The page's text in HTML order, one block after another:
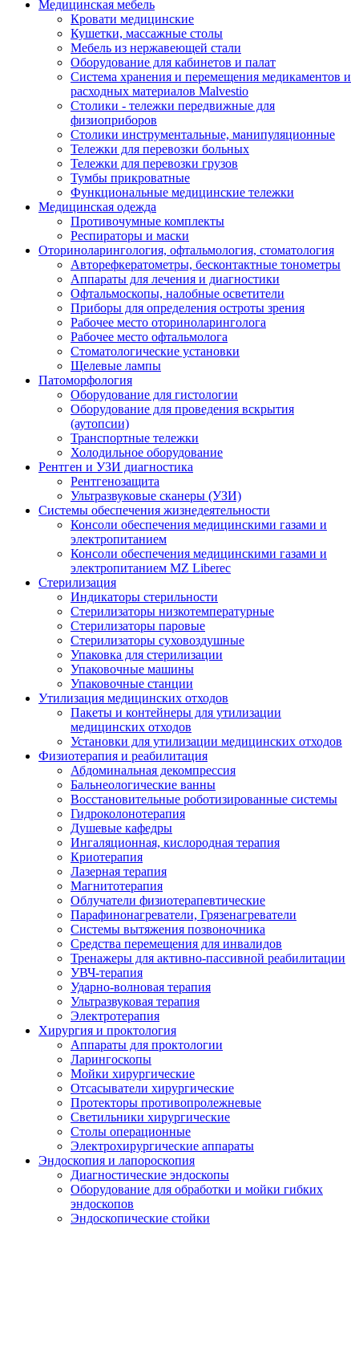
Медицинская мебель
Кровати медицинские
Кушетки, массажные столы
Мебель из нержавеющей стали
Оборудование для кабинетов и палат
Система хранения и перемещения медикаментов и
расходных материалов Malvestio
Столики - тележки передвижные для
физиоприборов
Столики инструментальные, манипуляционные
Тележки для перевозки больных
Тележки для перевозки грузов
Тумбы прикроватные
Функциональные медицинские тележки
Медицинская одежда
Противочумные комплекты
Респираторы и маски
Оториноларингология, офтальмология, стоматология
Авторефкератометры, бесконтактные тонометры
Аппараты для лечения и диагностики
Офтальмоскопы, налобные осветители
Приборы для определения остроты зрения
Рабочее место оториноларинголога
Рабочее место офтальмолога
Стоматологические установки
Щелевые лампы
Патоморфология
Оборудование для гистологии
Оборудование для проведения вскрытия
(аутопсии)
Транспортные тележки
Холодильное оборудование
Рентген и УЗИ диагностика
Рентгенозащита
Ультразвуковые сканеры (УЗИ)
Системы обеспечения жизнедеятельности
Консоли обеспечения медицинскими газами и
электропитанием
Консоли обеспечения медицинскими газами и
электропитанием MZ Liberec
Стерилизация
Индикаторы стерильности
Стерилизаторы низкотемпературные
Стерилизаторы паровые
Стерилизаторы суховоздушные
Упаковка для стерилизации
Упаковочные машины
Упаковочные станции
Утилизация медицинских отходов
Пакеты и контейнеры для утилизации
медицинских отходов
Установки для утилизации медицинских отходов
Физиотерапия и реабилитация
Абдоминальная декомпрессия
Бальнеологические ванны
Восстановительные роботизированные системы
Гидроколонотерапия
Душевые кафедры
Ингаляционная, кислородная терапия
Криотерапия
Лазерная терапия
Магнитотерапия
Облучатели физиотерапевтические
Парафинонагреватели, Грязенагреватели
Системы вытяжения позвоночника
Средства перемещения для инвалидов
Тренажеры для активно-пассивной реабилитации
УВЧ-терапия
Ударно-волновая терапия
Ультразвуковая терапия
Электротерапия
Хирургия и проктология
Аппараты для проктологии
Ларингоскопы
Мойки хирургические
Отсасыватели хирургические
Протекторы противопролежневые
Светильники хирургические
Столы операционные
Электрохирургические аппараты
Эндоскопия и лапороскопия
Диагностические эндоскопы
Оборудование для обработки и мойки гибких
эндоскопов
Эндоскопические стойки